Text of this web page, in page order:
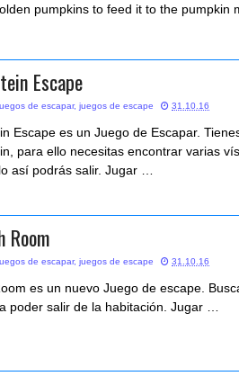
pumpkins to feed it to the pumpkin
Escape
de escapar, juegos de escape 31.10.16
Escape es un Juego de Escapar.
para ello necesitas encontrar varias
así podrás salir. Jugar …
Room
de escapar, juegos de escape 31.10.16
es un nuevo Juego de escape.
poder salir de la habitación. Jugar …